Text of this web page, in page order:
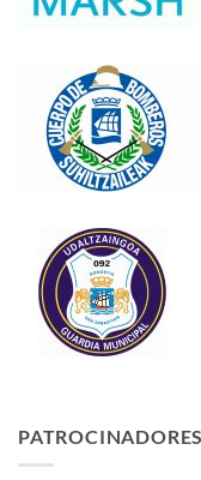
PATROCINADORES